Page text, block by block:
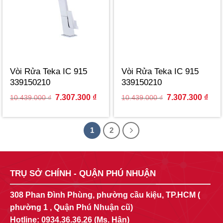
Vòi Rửa Teka IC 915
339150210
10.439.000₫ Original
10.439.000 ₫.
7.307.300 ₫Current
7.307.300 ₫.
Vòi Rửa Teka IC 915
339150210
10.439.000₫ Original
10.439.000 ₫.
7.307.300 ₫
1 2
TRỤ SỞ CHÍNH - QUẬN PHÚ NHUẬN
308 Phan Đình Phùng, phường cầu kiệu, TP.HCM (
phường 1 , Quận Phú Nhuận cũ)
Hotline: 0934.36.36.26 (Ms. Hân)